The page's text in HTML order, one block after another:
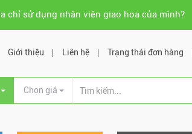
chỉ sử dụng nhân viên giao hoa của mình?
Giới thiệu Liên hệ Trạng thái đơn hàng
Chọn giá